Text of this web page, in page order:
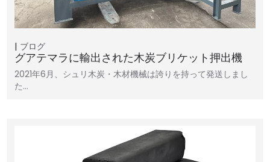
ブログ
グアテマラに輸出された木炭ブリケット押出機
2021年6月、シュリ木炭・木材機械は誇りを持って発送しまし
た…